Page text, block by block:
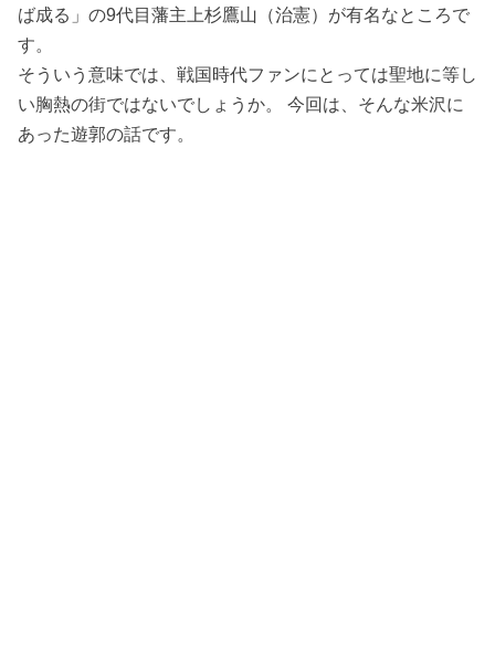
ば成る」の9代目藩主上杉鷹山（治憲）が有名なところで
す。
そういう意味では、戦国時代ファンにとっては聖地に等し
い胸熱の街ではないでしょうか。 今回は、そんな米沢に
あった遊郭の話です。